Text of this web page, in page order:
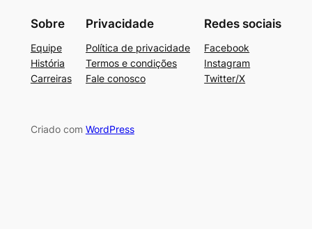
Sobre
Equipe
História
Carreiras
Privacidade
Política de privacidade
Termos e condições
Fale conosco
Redes sociais
Facebook
Instagram
Twitter/X
Criado com WordPress